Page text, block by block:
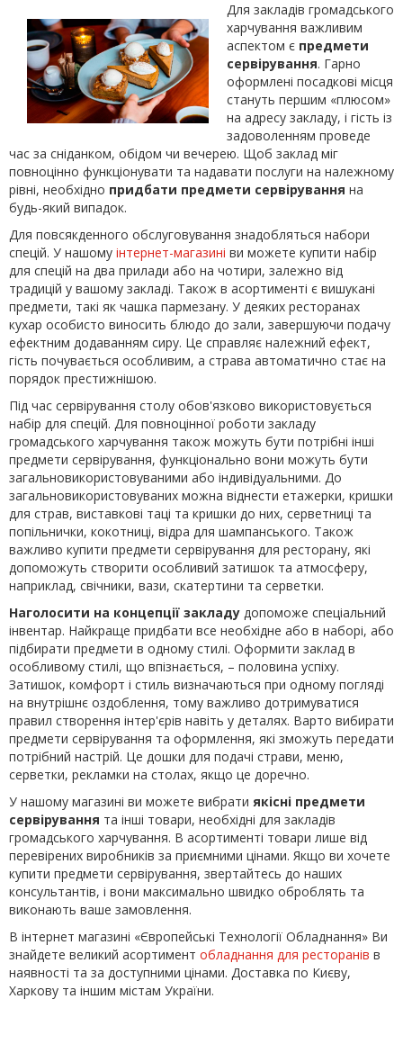
Для закладів громадського
харчування важливим
аспектом є предмети
сервірування. Гарно
оформлені посадкові місця
стануть першим «плюсом»
на адресу закладу, і гість із
задоволенням проведе
час за сніданком, обідом чи вечерею. Щоб заклад міг
повноцінно функціонувати та надавати послуги на належному
рівні, необхідно придбати предмети сервірування на
будь-який випадок.
Для повсякденного обслуговування знадобляться набори
спецій. У нашому інтернет-магазині ви можете купити набір
для спецій на два прилади або на чотири, залежно від
традицій у вашому закладі. Також в асортименті є вишукані
предмети, такі як чашка пармезану. У деяких ресторанах
кухар особисто виносить блюдо до зали, завершуючи подачу
ефектним додаванням сиру. Це справляє належний ефект,
гість почувається особливим, а страва автоматично стає на
порядок престижнішою.
Під час сервірування столу обов'язково використовується
набір для спецій. Для повноцінної роботи закладу
громадського харчування також можуть бути потрібні інші
предмети сервірування, функціонально вони можуть бути
загальновикористовуваними або індивідуальними. До
загальновикористовуваних можна віднести етажерки, кришки
для страв, виставкові таці та кришки до них, серветниці та
попільнички, кокотниці, відра для шампанського. Також
важливо купити предмети сервірування для ресторану, які
допоможуть створити особливий затишок та атмосферу,
наприклад, свічники, вази, скатертини та серветки.
Наголосити на концепції закладу допоможе спеціальний
інвентар. Найкраще придбати все необхідне або в наборі, або
підбирати предмети в одному стилі. Оформити заклад в
особливому стилі, що впізнається, – половина успіху.
Затишок, комфорт і стиль визначаються при одному погляді
на внутрішнє оздоблення, тому важливо дотримуватися
правил створення інтер'єрів навіть у деталях. Варто вибирати
предмети сервірування та оформлення, які зможуть передати
потрібний настрій. Це дошки для подачі страви, меню,
серветки, рекламки на столах, якщо це доречно.
У нашому магазині ви можете вибрати якісні предмети
сервірування та інші товари, необхідні для закладів
громадського харчування. В асортименті товари лише від
перевірених виробників за приємними цінами. Якщо ви хочете
купити предмети сервірування, звертайтесь до наших
консультантів, і вони максимально швидко оброблять та
виконають ваше замовлення.
В інтернет магазині «Європейські Технології Обладнання» Ви
знайдете великий асортимент обладнання для ресторанів в
наявності та за доступними цінами. Доставка по Києву,
Харкову та іншим містам України.